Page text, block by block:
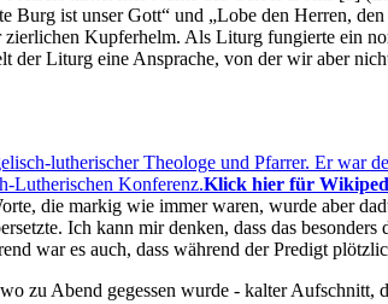
Burg ist unser Gott und Lobe den Herren,
Kupferhelm. Als Liturg fungierte ein
der Liturg eine Ansprache, von der wir aber
lutherischer Theologe und Pfarrer. Er war
Lutherischen Konferenz.Klick hier für
die markig wie immer waren, wurde aber
Ich kann mir denken, dass das
war es auch, dass während der Predigt
zu Abend gegessen wurde - kalter